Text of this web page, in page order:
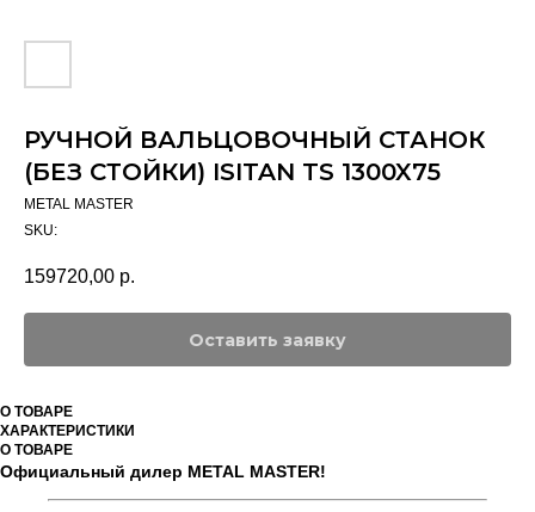
РУЧНОЙ ВАЛЬЦОВОЧНЫЙ СТАНОК
(БЕЗ СТОЙКИ) ISITAN TS 1300X75
METAL MASTER
SKU:
159720,00 р.
Оставить заявку
О ТОВАРЕ
ХАРАКТЕРИСТИКИ
О ТОВАРЕ
Официальный дилер METAL MASTER!